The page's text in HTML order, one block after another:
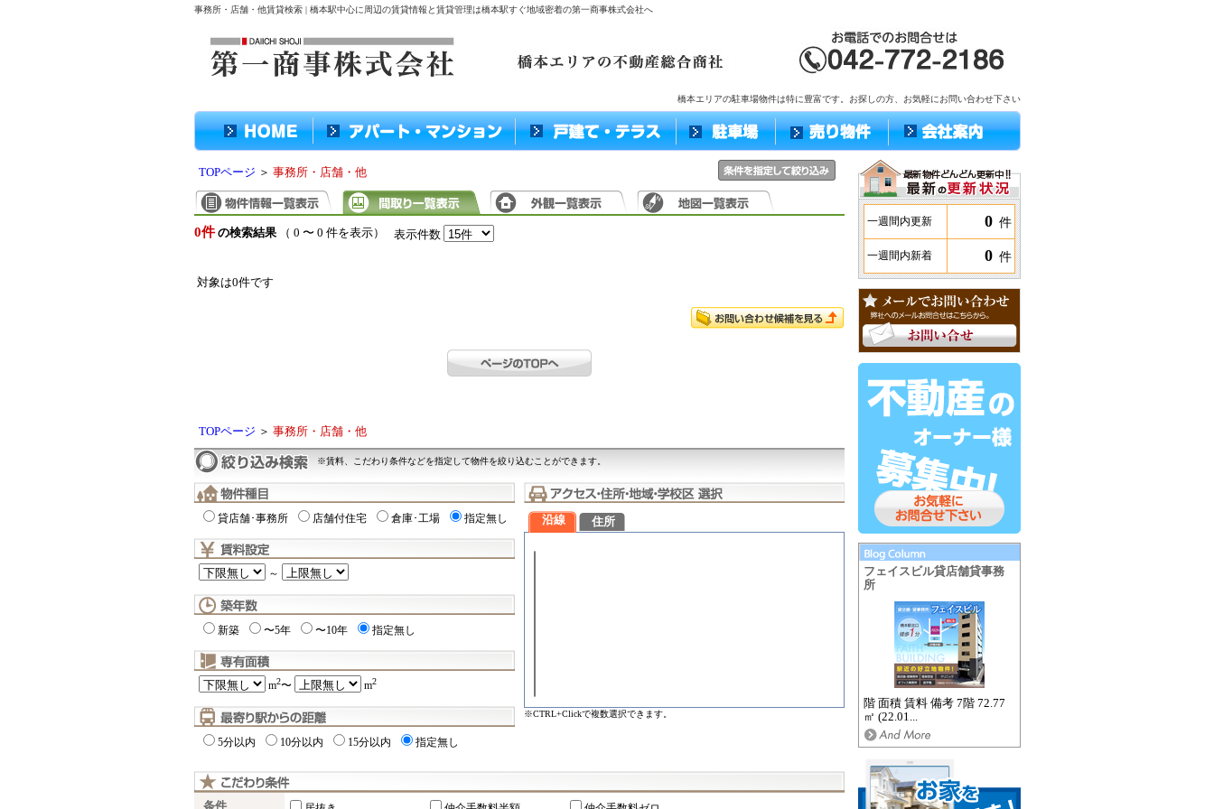
事務所・店舗・他賃貸検索 | 橋本駅中心に周辺の賃貸情報と賃貸管理は橋本駅すぐ地域密着の第一商事株式会社へ
橋本エリアの駐車場物件は特に豊富です。お探しの方、お気軽にお問い合わせ下さい
一週間内更新 0 件
一週間内新着 0 件
フェイスビル貸店舗貸事務
所
階 面積 賃料 備考 7階 72.77
㎡ (22.01...
TOPページ ＞ 事務所・店舗・他
0件 の検索結果（ 0 〜 0 件を表示） 表示件数
対象は0件です
TOPページ ＞ 事務所・店舗・他
※賃料、こだわり条件などを指定して物件を絞り込むことができます。
貸店舗･事務所 店舗付住宅 倉庫･工場 指定無し
～
新築 〜5年 〜10年 指定無し
m2〜 m2
5分以内 10分以内 15分以内 指定無し
沿線 住所
※CTRL+Clickで複数選択できます。